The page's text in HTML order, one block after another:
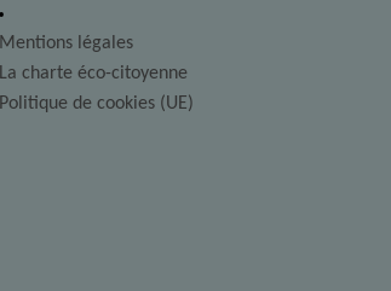
Mentions légales
La charte éco-citoyenne
Politique de cookies (UE)